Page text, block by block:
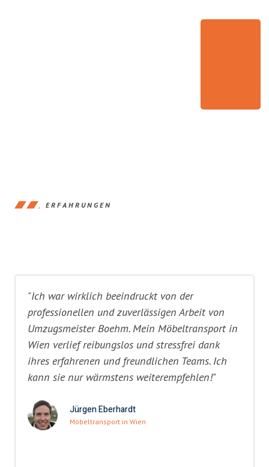
ERFAHRUNGEN
"Ich war wirklich beeindruckt von der
professionellen und zuverlässigen Arbeit von
Umzugsmeister Boehm. Mein Möbeltransport in
Wien verlief reibungslos und stressfrei dank
ihres erfahrenen und freundlichen Teams. Ich
kann sie nur wärmstens weiterempfehlen!"
Jürgen Eberhardt
Möbeltransport in Wien